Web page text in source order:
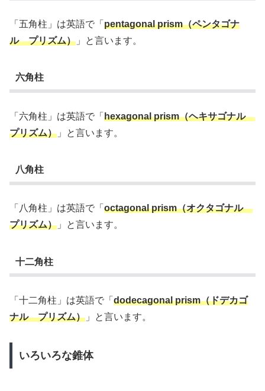
「五角柱」は英語で「 pentagonal prism（ペンタゴナ
ル プリズム） 」と言います。
六角柱
「六角柱」は英語で「 hexagonal prism（ヘキサゴナル
プリズム） 」と言います。
八角柱
「八角柱」は英語で「 octagonal prism（オクタゴナル
プリズム） 」と言います。
十二角柱
「十二角柱」は英語で「 dodecagonal prism（ドデカゴ
ナル プリズム） 」と言います。
いろいろな錐体